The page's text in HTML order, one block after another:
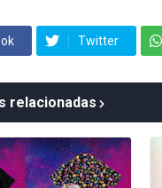
Twitter
relacionadas